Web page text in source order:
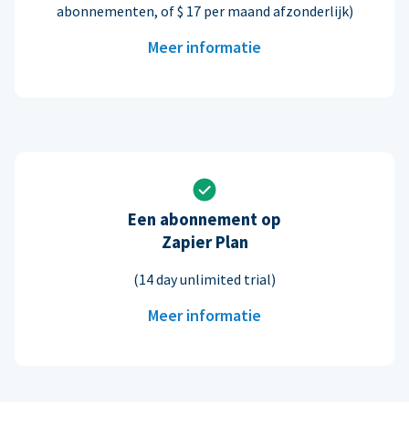
abonnementen, of $ 17 per maand afzonderlijk)
Meer informatie
Een abonnement op
Zapier Plan
(14 day unlimited trial)
Meer informatie